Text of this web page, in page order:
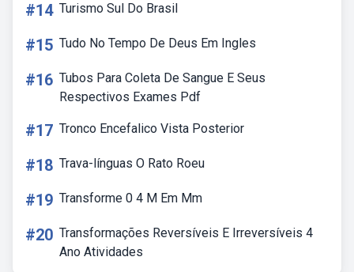
#14 Turismo Sul Do Brasil
#15 Tudo No Tempo De Deus Em Ingles
#16 Tubos Para Coleta De Sangue E Seus
Respectivos Exames Pdf
#17 Tronco Encefalico Vista Posterior
#18 Trava-línguas O Rato Roeu
#19 Transforme 0 4 M Em Mm
#20 Transformações Reversíveis E Irreversíveis 4
Ano Atividades